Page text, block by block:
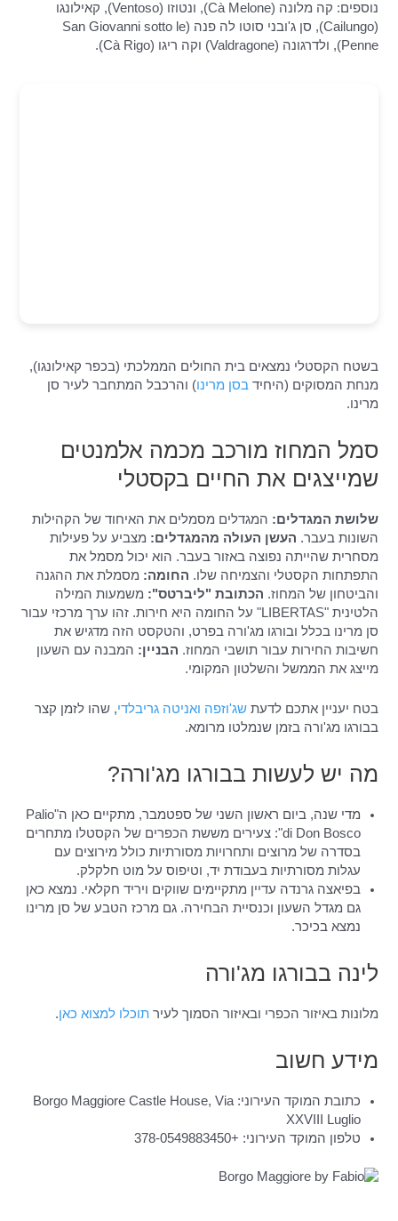
נוספים: קה מלונה (Cà Melone), ונטוזו (Ventoso), קאילונגו
(Cailungo), סן ג'ובני סוטו לה פנה (San Giovanni sotto le
Penne), ולדרגונה (Valdragone) וקה ריגו (Cà Rigo).
בשטח הקסטלי נמצאים בית החולים הממלכתי (בכפר קאילונגו),
מנחת המסוקים (היחידבסן מרינו) והרכבל המתחבר לעיר סן
מרינו.
סמל המחוז מורכב מכמה אלמנטים
שמייצגים את החיים בקסטלי
שלושת המגדלים: המגדלים מסמלים את האיחוד של הקהילות
השונות בעבר. העשן העולה מהמגדלים: מצביע על פעילות
מסחרית שהייתה נפוצה באזור בעבר. הוא יכול מסמל את
התפתחות הקסטלי והצמיחה שלו. החומה: מסמלת את ההגנה
והביטחון של המחוז. הכתובת "ליברטס": משמעות המילה
הלטינית "LIBERTAS" על החומה היא חירות. זהו ערך מרכזי עבור
סן מרינו בכלל ובורגו מג'ורה בפרט, והטקסט הזה מדגיש את
חשיבות החירות עבור תושבי המחוז. הבניין: המבנה עם השעון
מייצג את הממשל והשלטון המקומי.
בטח יעניין אתכם לדעתשג'וזפה ואניטה גריבלדי, שהו לזמן קצר
בבורגו מג'ורה בזמן שנמלטו מרומא.
מה יש לעשות בבורגו מג'ורה?
מדי שנה, ביום ראשון השני של ספטמבר, מתקיים כאן ה"Palio
di Don Bosco": צעירים מששת הכפרים של הקסטלו מתחרים
בסדרה של מרוצים ותחרויות מסורתיות כולל מירוצים עם
עגלות מסורתיות בעבודת יד, וטיפוס על מוט חלקלק.
בפיאצה גרנדה עדיין מתקיימים שווקים ויריד חקלאי. נמצא כאן
גם מגדל השעון וכנסיית הבחירה. גם מרכז הטבע של סן מרינו
נמצא בכיכר.
לינה בבורגו מג'ורה
מלונות באיזור הכפרי ובאיזור הסמוך לעירתוכלו למצוא כאן.
מידע חשוב
כתובת המוקד העירוני: Borgo Maggiore Castle House, Via
XXVIII Luglio
טלפון המוקד העירוני: +378-0549883450